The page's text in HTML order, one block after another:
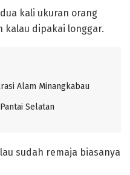
kali ukuran orang
kalau dipakai longgar.
Alam Minangkabau
Selatan
sudah remaja biasanya